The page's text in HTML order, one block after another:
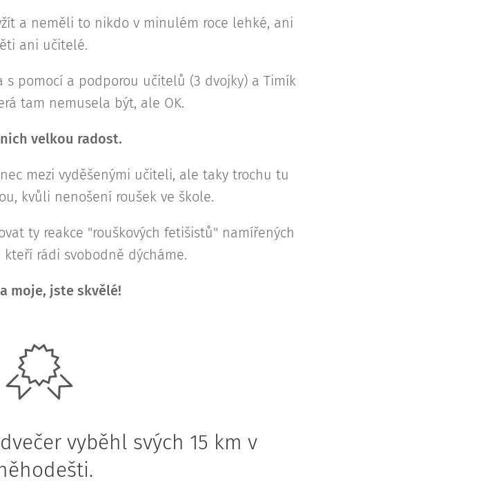
a neměli to nikdo v minulém roce lehké, ani
ani učitelé.
pomocí a podporou učitelů (3 dvojky) a Timík
tam nemusela být, ale OK.
velkou radost.
mezi vyděšenými učiteli, ale taky trochu tu
kvůli nenošení roušek ve škole.
ty reakce "rouškových fetišistů" namířených
rádi svobodně dýcháme.
moje, jste skvělé!
vyběhl svých 15 km v